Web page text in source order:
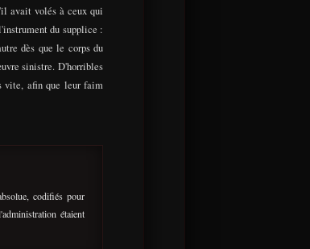
avait volés à ceux qui
du supplice :
dès que le corps du
sinistre. D'horribles
vite, afin que leur faim
codifiés pour
étaient